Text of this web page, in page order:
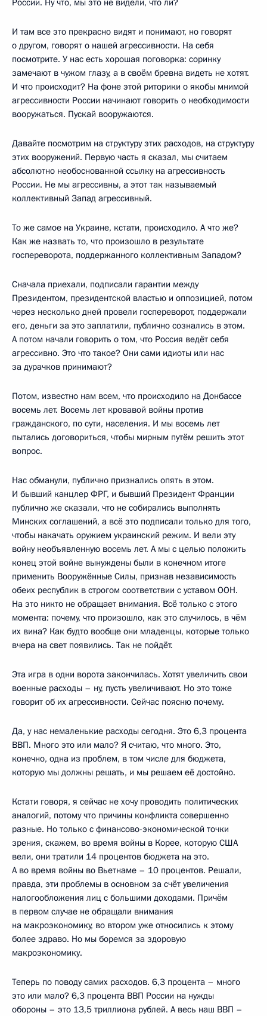
И там все это прекрасно видят и понимают, но говорят
о другом, говорят о нашей агрессивности. На себя
посмотрите. У нас есть хорошая поговорка: соринку
замечают в чужом глазу, а в своём бревна видеть не хотят.
И что происходит? На фоне этой риторики о якобы мнимой
агрессивности России начинают говорить о необходимости
вооружаться. Пускай вооружаются.
Давайте посмотрим на структуру этих расходов, на структуру
этих вооружений. Первую часть я сказал, мы считаем
абсолютно необоснованной ссылку на агрессивность
России. Не мы агрессивны, а этот так называемый
коллективный Запад агрессивный.
То же самое на Украине, кстати, происходило. А что же?
Как же назвать то, что произошло в результате
госпереворота, поддержанного коллективным Западом?
Сначала приехали, подписали гарантии между
Президентом, президентской властью и оппозицией, потом
через несколько дней провели госпереворот, поддержали
его, деньги за это заплатили, публично сознались в этом.
А потом начали говорить о том, что Россия ведёт себя
агрессивно. Это что такое? Они сами идиоты или нас
за дурачков принимают?
Потом, известно нам всем, что происходило на Донбассе
восемь лет. Восемь лет кровавой войны против
гражданского, по сути, населения. И мы восемь лет
пытались договориться, чтобы мирным путём решить этот
вопрос.
Нас обманули, публично признались опять в этом.
И бывший канцлер ФРГ, и бывший Президент Франции
публично же сказали, что не собирались выполнять
Минских соглашений, а всё это подписали только для того,
чтобы накачать оружием украинский режим. И вели эту
войну необъявленную восемь лет. А мы с целью положить
конец этой войне вынуждены были в конечном итоге
применить Вооружённые Силы, признав независимость
обеих республик в строгом соответствии с уставом ООН.
На это никто не обращает внимания. Всё только с этого
момента: почему, что произошло, как это случилось, в чём
их вина? Как будто вообще они младенцы, которые только
вчера на свет появились. Так не пойдёт.
Эта игра в одни ворота закончилась. Хотят увеличить свои
военные расходы – ну, пусть увеличивают. Но это тоже
говорит об их агрессивности. Сейчас поясню почему.
Да, у нас немаленькие расходы сегодня. Это 6,3 процента
ВВП. Много это или мало? Я считаю, что много. Это,
конечно, одна из проблем, в том числе для бюджета,
которую мы должны решать, и мы решаем её достойно.
Кстати говоря, я сейчас не хочу проводить политических
аналогий, потому что причины конфликта совершенно
разные. Но только с финансово-экономической точки
зрения, скажем, во время войны в Корее, которую США
вели, они тратили 14 процентов бюджета на это.
А во время войны во Вьетнаме – 10 процентов. Решали,
правда, эти проблемы в основном за счёт увеличения
налогообложения лиц с большими доходами. Причём
в первом случае не обращали внимания
на макроэкономику, во втором уже относились к этому
более здраво. Но мы боремся за здоровую
макроэкономику.
Теперь по поводу самих расходов. 6,3 процента – много
это или мало? 6,3 процента ВВП России на нужды
обороны – это 13,5 триллиона рублей. А весь наш ВВП –